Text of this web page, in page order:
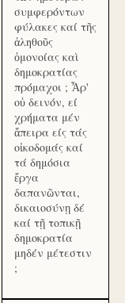
συμφερόντων
φύλακες καί τῆς
ἀληθοῦς
ὁμονοίας καὶ
δημοκρατίας
πρόμαχοι ; Ἆρ'
οὐ δεινόν, εί
χρήματα μέν
ἄπειρα είς τάς
οἰκοδομάς καί
τά δημόσια
ἔργα
δαπανῶνται,
δικαιοσύνῃ δέ
καί τῇ τοπικῇ
δημοκρατία
μηδέν μέτεστιν
;